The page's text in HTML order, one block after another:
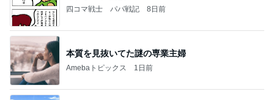
四コマ戦士 パパ戦記 8日前
本質を見抜いてた謎の専業主婦
Amebaトピックス 1日前